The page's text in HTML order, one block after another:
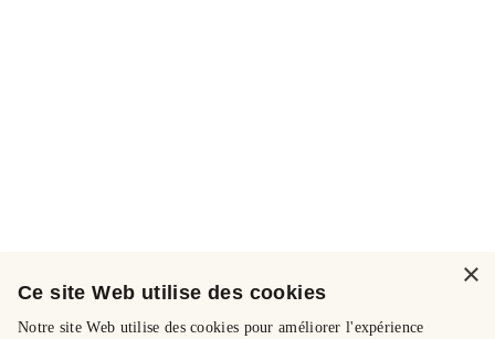
×
Ce site Web utilise des cookies
Notre site Web utilise des cookies pour améliorer l'expérience